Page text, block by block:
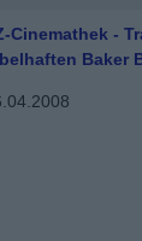
Cinemathek -
Baker